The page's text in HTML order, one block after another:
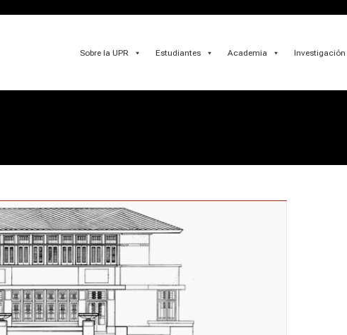
Sobre la UPR Estudiantes Academia Investigación